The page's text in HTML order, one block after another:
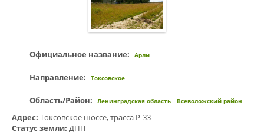
Официальное название: Арли
Направление: Токсовское
Область/Район: Ленинградская область Всеволожский район
Адрес: Токсовское шоссе, трасса Р-33
Статус земли: ДНП